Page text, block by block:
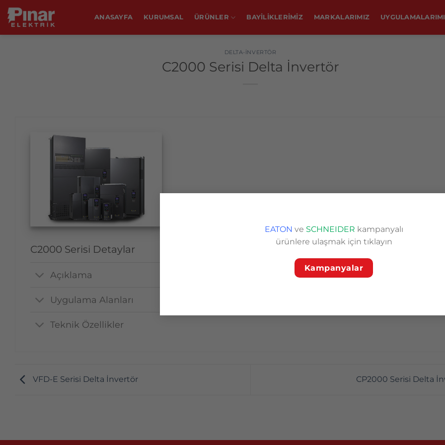
EATON ve SCHNEIDER kampanyalı
ürünlere ulaşmak için tıklayın
Kampanyalar
İçeriğe
atla
ANASAYFA KURUMSAL ÜRÜNLER BAYİLİKLERİMİZ MARKALARIMIZ
DELTA-İNVERTÖR
C2000 Serisi Delta İnvertör
C2000 Serisi Detaylar
Açıklama
Uygulama Alanları
Teknik Özellikler
VFD-E Serisi Delta İnvertör CP2000 Serisi Delta